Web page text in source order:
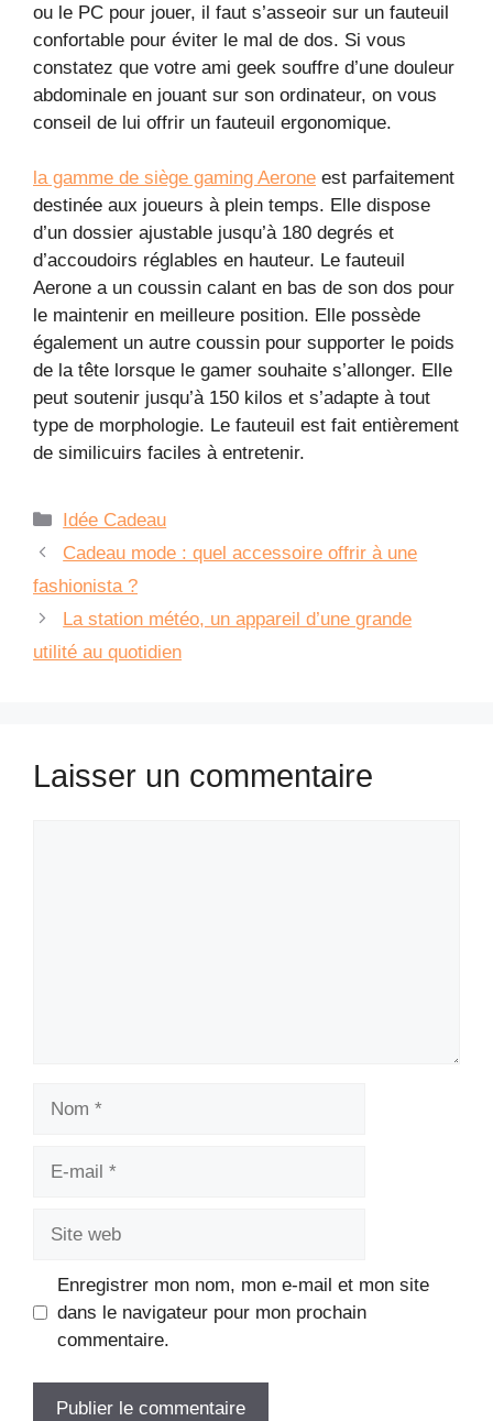
ou le PC pour jouer, il faut s’asseoir sur un fauteuil
confortable pour éviter le mal de dos. Si vous
constatez que votre ami geek souffre d’une douleur
abdominale en jouant sur son ordinateur, on vous
conseil de lui offrir un fauteuil ergonomique.
la gamme de siège gaming Aerone est parfaitement
destinée aux joueurs à plein temps. Elle dispose
d’un dossier ajustable jusqu’à 180 degrés et
d’accoudoirs réglables en hauteur. Le fauteuil
Aerone a un coussin calant en bas de son dos pour
le maintenir en meilleure position. Elle possède
également un autre coussin pour supporter le poids
de la tête lorsque le gamer souhaite s’allonger. Elle
peut soutenir jusqu’à 150 kilos et s’adapte à tout
type de morphologie. Le fauteuil est fait entièrement
de similicuirs faciles à entretenir.
Catégories
Idée Cadeau
Cadeau mode : quel accessoire offrir à une
fashionista ?
La station météo, un appareil d’une grande
utilité au quotidien
Laisser un commentaire
Enregistrer mon nom, mon e-mail et mon site
dans le navigateur pour mon prochain
commentaire.